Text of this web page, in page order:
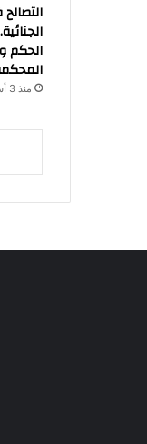
الحكم
منذ 3 أسابيع